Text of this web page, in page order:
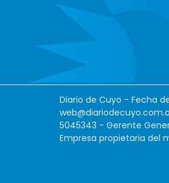
Diario de Cuyo - Fecha
5045343 - Gerente
Empresa propietaria del